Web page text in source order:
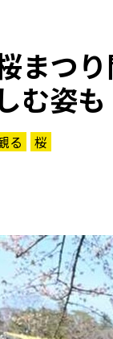
まつ
む姿も
る 桜